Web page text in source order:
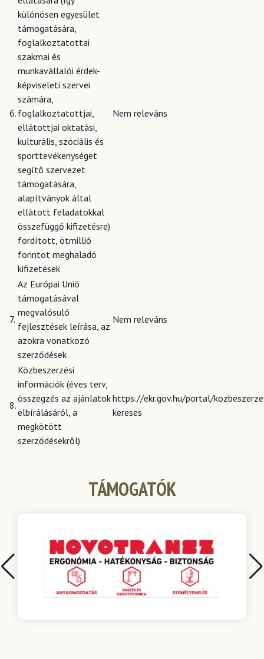
6.
különösen egyesület
támogatására,
foglalkoztatottai
szakmai és
munkavállalói érdek-
képviseleti szervei
számára,
foglalkoztatottjai,
ellátottjai oktatási,
kulturális, szociális és
sporttevékenységet
segítő szervezet
támogatására,
alapítványok által
ellátott feladatokkal
összefüggő kifizetésre)
fordított, ötmillió
forintot meghaladó
kifizetések
Nem releváns
7.
Az Európai Unió
támogatásával
megvalósuló
fejlesztések leírása, az
azokra vonatkozó
szerződések
Nem releváns
8.
Közbeszerzési
információk (éves terv,
összegzés az ajánlatok
elbírálásáról, a
megkötött
szerződésekről)
https://ekr.gov.hu/portal/
kereses
TÁMOGATÓK